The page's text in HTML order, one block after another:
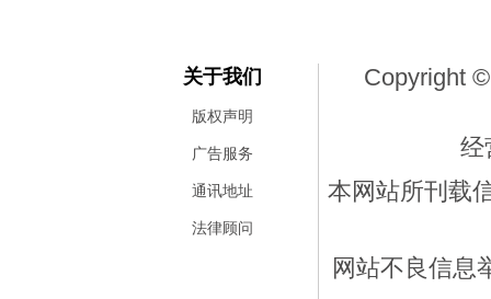
关于我们
版权声明
广告服务
通讯地址
法律顾问
Copyright
经
本网站所刊载
网站不良信息